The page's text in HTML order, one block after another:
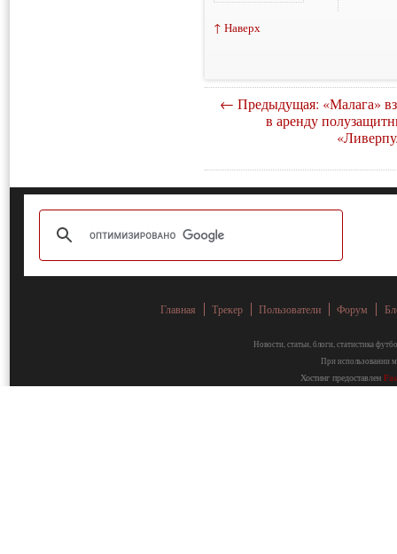
↑ Наверх
← Предыдущая: «Малага»
в аренду
Главная Трекер Пользователи Форум
Новости, статьи, блоги, статистика
При использовании
Хостинг предоставлен